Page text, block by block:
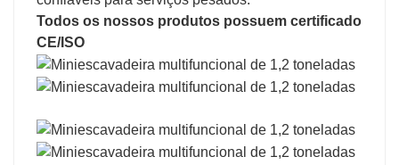
Todos os nossos produtos possuem certificado
CE/ISO